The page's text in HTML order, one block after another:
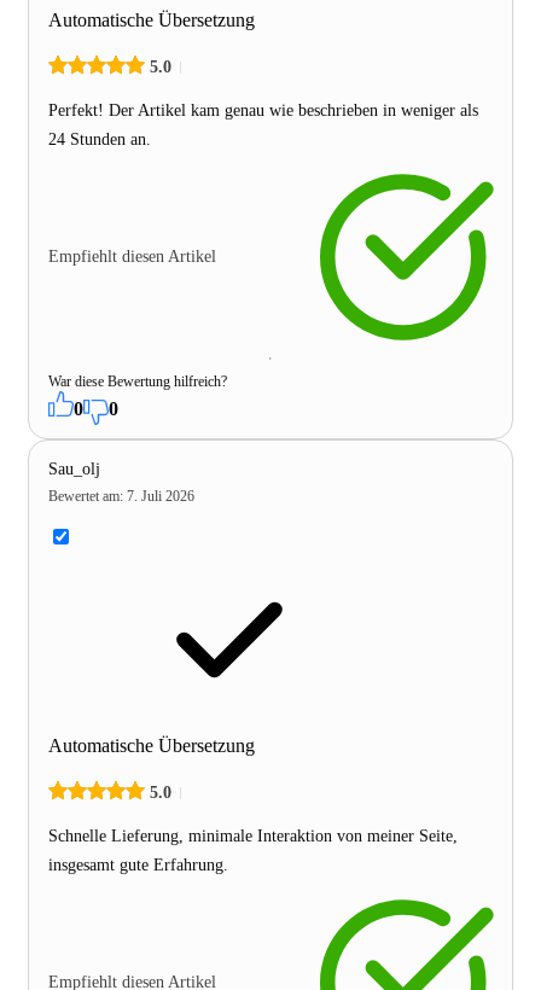
Automatische Übersetzung
5.0
Perfekt! Der Artikel kam genau wie beschrieben in weniger als
24 Stunden an.
Empfiehlt diesen Artikel
War diese Bewertung hilfreich?
0 0
Sau_olj
Bewertet am: 7. Juli 2026
Automatische Übersetzung
5.0
Schnelle Lieferung, minimale Interaktion von meiner Seite,
insgesamt gute Erfahrung.
Empfiehlt diesen Artikel